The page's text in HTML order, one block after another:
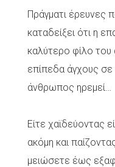
Πράγματι έρευνες
καταδείξει ότι η
καλύτερο φίλο
επίπεδα άγχους
άνθρωπος ηρεμεί…
Είτε χαϊδεύοντας
ακόμη και
μειώσετε έως